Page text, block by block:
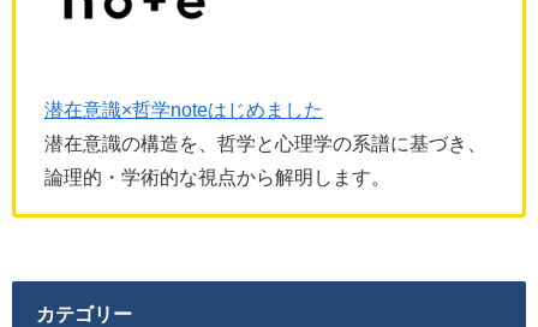
潜在意識×哲学noteはじめました
潜在意識の構造を、哲学と心理学の系譜に基づき、
論理的・学術的な視点から解明します。
カテゴリー